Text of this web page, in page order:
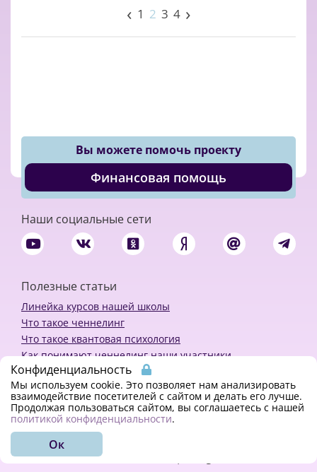
‹ 1 2 3 4 ›
Вы можете помочь проекту
Финансовая помощь
Наши социальные сети
Полезные статьи
Линейка курсов нашей школы
Что такое ченнелинг
Что такое квантовая психология
Как понимают ченнелинг наши участники
Политика конфиденциальности
Закажи ченнелинг
© 2018 - 2023 Kvreal2018 | All rights reserved.
Конфиденциальность
Мы используем cookie. Это позволяет нам анализировать
взаимодействие посетителей с сайтом и делать его лучше.
Продолжая пользоваться сайтом, вы соглашаетесь с нашей
политикой конфиденциальности.
Ок